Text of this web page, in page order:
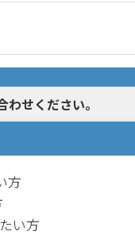
せください。
方
い方